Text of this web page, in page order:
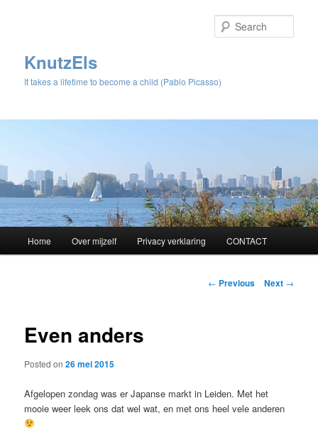
KnutzEls
It takes a lifetime to become a child (Pablo Picasso)
Skip
content
Home Over mijzelf Privacy verklaring CONTACT
Post
← Previous Next →
Even anders
Posted on26 mei 2015
Afgelopen zondag was er Japanse markt in Leiden. Met het
mooie weer leek ons dat wel wat, en met ons heel vele anderen